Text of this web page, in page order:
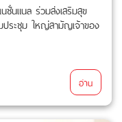
ชั่นแนล ร่วมส่งเสริมสุข
ระชุม ใหญ่สามัญเจ้าของ
อ่าน